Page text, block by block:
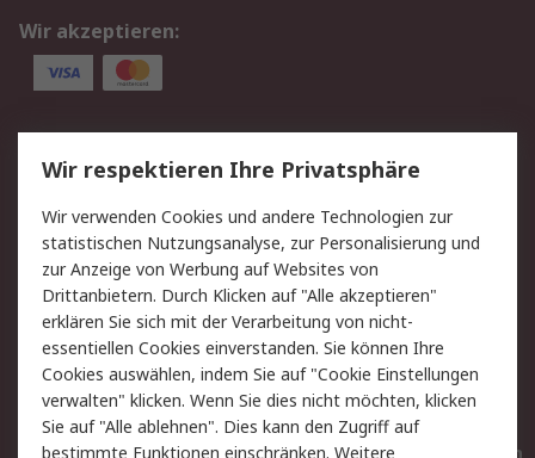
Wir akzeptieren:
Service
Value Added Services
Lieferlösungen
Rücksendungen
Kontakt
Hilfe
Privatkunden
Rechtliches
AGB
Datenschutz
Cookie-Richtlinie
Zahlungsbedingungen
Copyright/Impressum
Entsorgung
Wir respektieren Ihre Privatsphäre
Wir verwenden Cookies und andere Technologien zur
statistischen Nutzungsanalyse, zur Personalisierung und
zur Anzeige von Werbung auf Websites von
Drittanbietern. Durch Klicken auf "Alle akzeptieren"
erklären Sie sich mit der Verarbeitung von nicht-
essentiellen Cookies einverstanden. Sie können Ihre
Cookies auswählen, indem Sie auf "Cookie Einstellungen
verwalten" klicken. Wenn Sie dies nicht möchten, klicken
Sie auf "Alle ablehnen". Dies kann den Zugriff auf
bestimmte Funktionen einschränken. Weitere